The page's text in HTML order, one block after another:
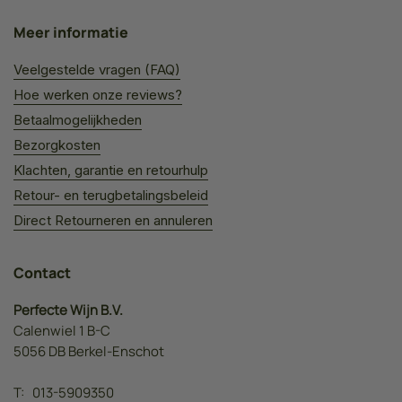
Meer informatie
Veelgestelde vragen (FAQ)
Hoe werken onze reviews?
Betaalmogelijkheden
Bezorgkosten
Klachten, garantie en retourhulp
Retour- en terugbetalingsbeleid
Direct Retourneren en annuleren
Contact
Perfecte Wijn B.V.
Calenwiel 1 B-C
5056 DB Berkel-Enschot
T: 013-5909350